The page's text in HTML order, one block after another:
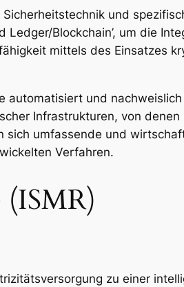
und
Ledger/Blockchain’, um die
mittels des Einsatzes
und
Infrastrukturen, von
sich umfassende und
Verfahren.
(ISMR)
zu einer